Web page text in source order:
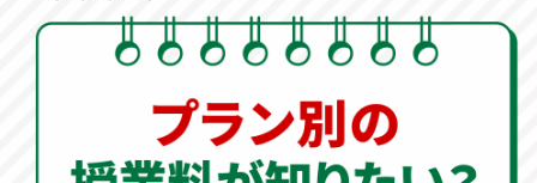
夏の本気が未来を変える。厳選講師と挑